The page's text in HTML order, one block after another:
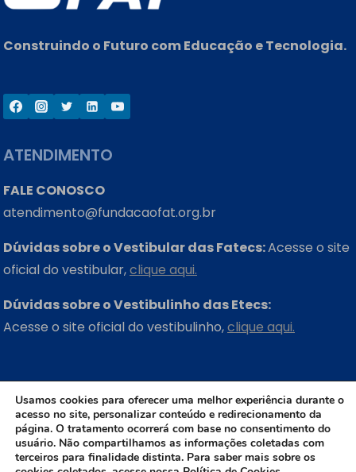
Construindo o Futuro com Educação e Tecnologia.
ATENDIMENTO
FALE CONOSCO
atendimento@fundacaofat.org.br
Dúvidas sobre o Vestibular das Fatecs:Acesse o site
oficial do vestibular,clique aqui.
Dúvidas sobre o Vestibulinho das Etecs:
Acesse o site oficial do vestibulinho,clique aqui.
ONDE ESTAMOS
Rua Três Rios, 131 – Bom Retiro – São Paulo – SP
CEP: 01123-001
Usamos cookies para oferecer uma melhor experiência durante o
acesso no site, personalizar conteúdo e redirecionamento da
página. O tratamento ocorrerá com base no consentimento do
usuário. Não compartilhamos as informações coletadas com
terceiros para finalidade distinta. Para saber mais sobre os